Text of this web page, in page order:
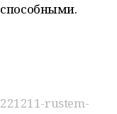
rustem-